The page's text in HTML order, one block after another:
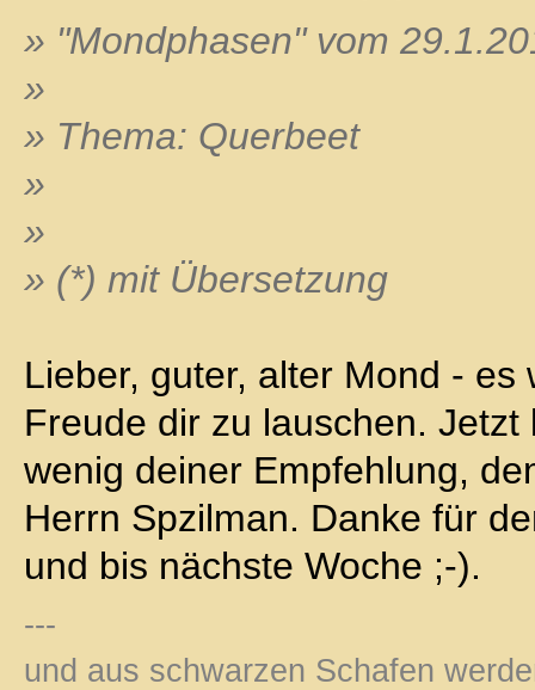
» "Mondphasen" vom
»
» Thema: Querbeet
»
»
» (*) mit Übersetzung
Lieber, guter, alter Mond - es
Freude dir zu lauschen.
wenig deiner Empfehlung,
Herrn Spzilman. Danke für
und bis nächste Woche ;-).
---
und aus schwarzen Schafen